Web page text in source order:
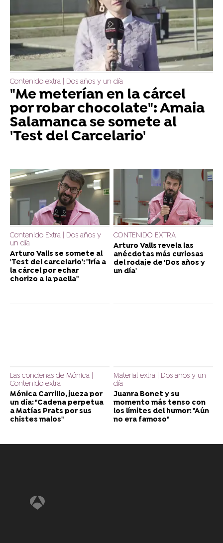
Contenido extra | Dos años y un día
"Me meterían en la cárcel
por robar chocolate": Amaia
Salamanca se somete al
'Test del Carcelario'
Contenido Extra | Dos años y
un día
Arturo Valls se somete al
'Test del carcelario': "Iría a
la cárcel por echar
chorizo a la paella"
CONTENIDO EXTRA
Arturo Valls revela las
anécdotas más curiosas
del rodaje de 'Dos años y
un día'
Las condenas de Mónica |
Contenido extra
Mónica Carrillo, jueza por
un día: "Cadena perpetua
a Matías Prats por sus
chistes malos"
Material extra | Dos años y un
día
Juanra Bonet y su
momento más tenso con
los límites del humor: "Aún
no era famoso"